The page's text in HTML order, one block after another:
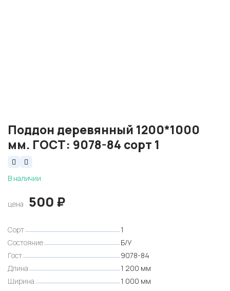
Поддон деревянный 1200*1000
мм. ГОСТ: 9078-84 сорт 1
В наличии
цена 500 ₽
Сорт
1
Состояние
Б/У
Гост
9078-84
Длина
1 200 мм
Ширина
1 000 мм